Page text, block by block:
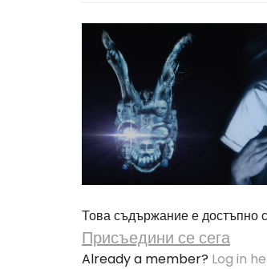
Това съдържание е достъпно
Присъедини се сега
Already a member? Log in